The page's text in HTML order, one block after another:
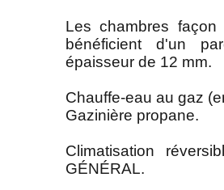
Les chambres
bénéficient d'un
épaisseur de 12 mm.
Chauffe-eau au gaz
Gazinière propane.
Climatisation
GÉNÉRAL.